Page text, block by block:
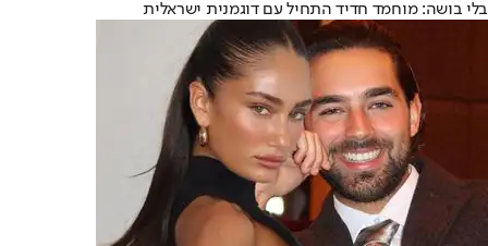
בלי בושה: מוחמד חדיד התחיל עם דוגמנית ישראלית